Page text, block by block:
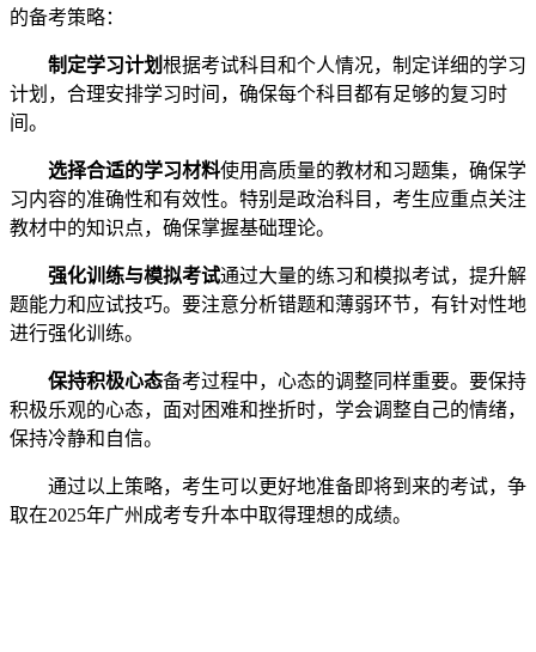
的备考策略：
制定学习计划根据考试科目和个人情况，制定详细的学习
计划，合理安排学习时间，确保每个科目都有足够的复习时
间。
选择合适的学习材料使用高质量的教材和习题集，确保学
习内容的准确性和有效性。特别是政治科目，考生应重点关注
教材中的知识点，确保掌握基础理论。
强化训练与模拟考试通过大量的练习和模拟考试，提升解
题能力和应试技巧。要注意分析错题和薄弱环节，有针对性地
进行强化训练。
保持积极心态备考过程中，心态的调整同样重要。要保持
积极乐观的心态，面对困难和挫折时，学会调整自己的情绪，
保持冷静和自信。
通过以上策略，考生可以更好地准备即将到来的考试，争
取在2025年广州成考专升本中取得理想的成绩。